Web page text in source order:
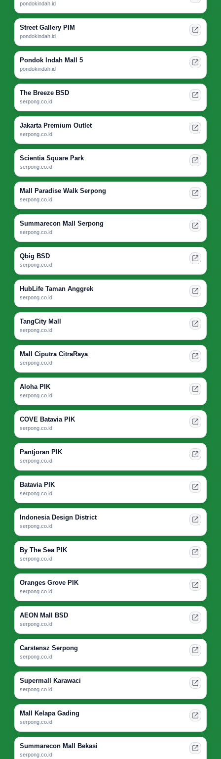
pondokindah.id
Street Gallery PIM
pondokindah.id
Pondok Indah Mall 5
pondokindah.id
The Breeze BSD
serpong.co.id
Jakarta Premium Outlet
serpong.co.id
Scientia Square Park
serpong.co.id
Mall Paradise Walk Serpong
serpong.co.id
Summarecon Mall Serpong
serpong.co.id
Qbig BSD
serpong.co.id
HubLife Taman Anggrek
serpong.co.id
TangCity Mall
serpong.co.id
Mall Ciputra CitraRaya
serpong.co.id
Aloha PIK
serpong.co.id
COVE Batavia PIK
serpong.co.id
Pantjoran PIK
serpong.co.id
Batavia PIK
serpong.co.id
Indonesia Design District
serpong.co.id
By The Sea PIK
serpong.co.id
Oranges Grove PIK
serpong.co.id
AEON Mall BSD
serpong.co.id
Carstensz Serpong
serpong.co.id
Supermall Karawaci
serpong.co.id
Mall Kelapa Gading
serpong.co.id
Summarecon Mall Bekasi
serpong.co.id